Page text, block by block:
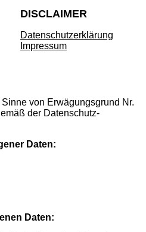
DISCLAIMER
Datenschutzerklärung
Impressum
von Erwägungsgrund Nr.
der Datenschutz-
Daten:
Daten: